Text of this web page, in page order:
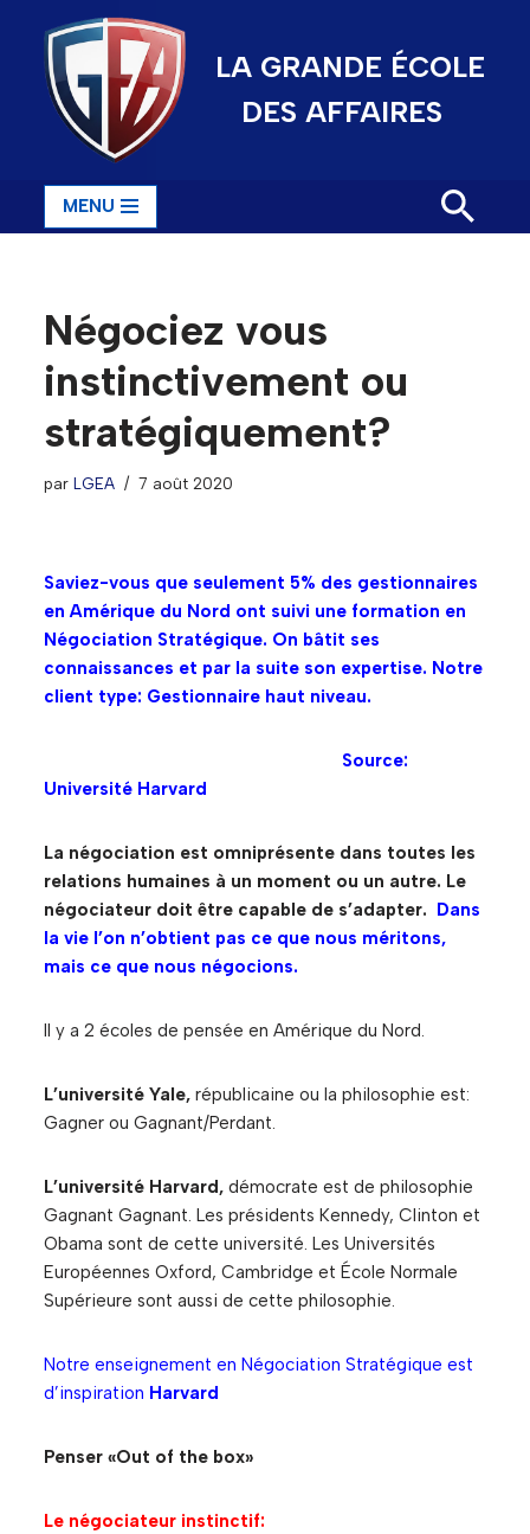
Aller
contenu
LA GRANDE ÉCOLE
DES AFFAIRES
MENU
Négociez vous
instinctivement ou
stratégiquement?
parLGEA 7 août 2020
Saviez-vous que seulement 5% des gestionnaires
en Amérique du Nord ont suivi une formation en
Négociation Stratégique. On bâtit ses
connaissances et par la suite son expertise. Notre
client type: Gestionnaire haut niveau.
Source:
Université Harvard
La négociation est omniprésente dans toutes les
relations humaines à un moment ou un autre. Le
négociateur doit être capable de s’adapter. Dans
la vie l’on n’obtient pas ce que nous méritons,
mais ce que nous négocions.
Il y a 2 écoles de pensée en Amérique du Nord.
L’université Yale, républicaine ou la philosophie est:
Gagner ou Gagnant/Perdant.
L’université Harvard, démocrate est de philosophie
Gagnant Gagnant. Les présidents Kennedy, Clinton et
Obama sont de cette université. Les Universités
Européennes Oxford, Cambridge et École Normale
Supérieure sont aussi de cette philosophie.
Notre enseignement en Négociation Stratégique est
d’inspiration Harvard
Penser «Out of the box»
Le négociateur instinctif: